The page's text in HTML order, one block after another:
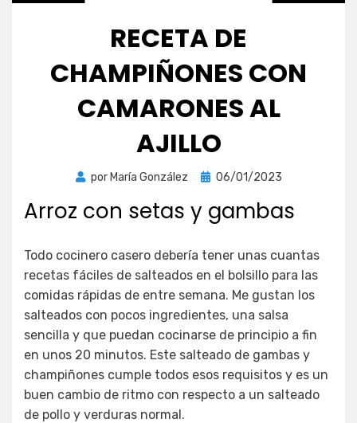
RECETA DE
CHAMPIÑONES CON
CAMARONES AL
AJILLO
por María González
Publicada
06/01/2023
Arroz con setas y gambas
Todo cocinero casero debería tener unas cuantas
recetas fáciles de salteados en el bolsillo para las
comidas rápidas de entre semana. Me gustan los
salteados con pocos ingredientes, una salsa
sencilla y que puedan cocinarse de principio a fin
en unos 20 minutos. Este salteado de gambas y
champiñones cumple todos esos requisitos y es un
buen cambio de ritmo con respecto a un salteado
de pollo y verduras normal.